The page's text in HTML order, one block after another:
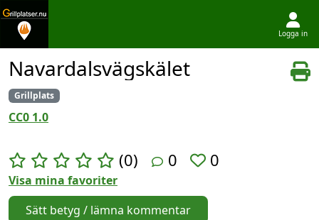
Logga in
Navardalsvägskälet
Grillplats
CC0 1.0
(0) 0 0
Visa mina favoriter
Sätt betyg / lämna kommentar